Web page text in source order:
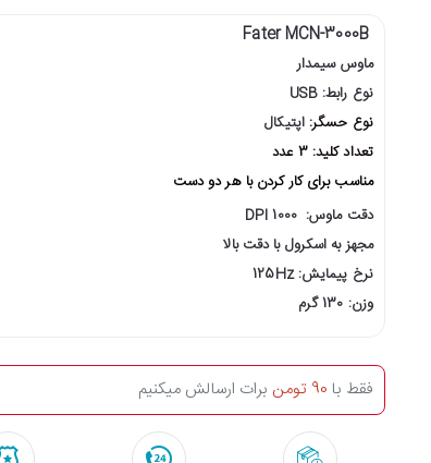
Fater MCN-3000B
ماوس سیمدار
نوع رابط: USB
نوع حسگر:اپتیکال
تعداد کلید: 3 عدد
مناسب برای کار کردن با هر دو دست
دقت ماوس: 1000 DPI
مجهز به اسکرول با دقت بالا
نرخ پیمایش: 125Hz
وزن: 130 گرم
فقط با 90 تومن برات ارسالش میکنیم